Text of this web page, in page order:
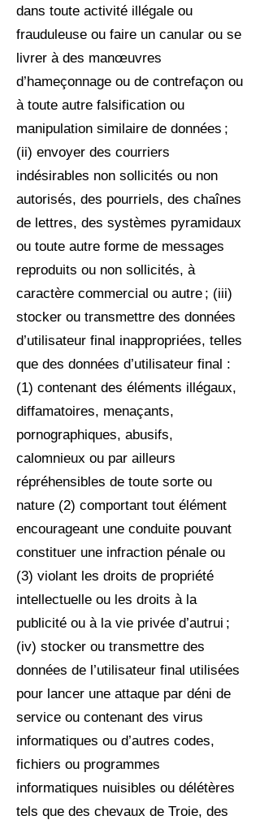
dans toute activité illégale ou
frauduleuse ou faire un canular ou se
livrer à des manœuvres
d’hameçonnage ou de contrefaçon ou
à toute autre falsification ou
manipulation similaire de données ;
(ii) envoyer des courriers
indésirables non sollicités ou non
autorisés, des pourriels, des chaînes
de lettres, des systèmes pyramidaux
ou toute autre forme de messages
reproduits ou non sollicités, à
caractère commercial ou autre ; (iii)
stocker ou transmettre des données
d’utilisateur final inappropriées, telles
que des données d’utilisateur final :
(1) contenant des éléments illégaux,
diffamatoires, menaçants,
pornographiques, abusifs,
calomnieux ou par ailleurs
répréhensibles de toute sorte ou
nature (2) comportant tout élément
encourageant une conduite pouvant
constituer une infraction pénale ou
(3) violant les droits de propriété
intellectuelle ou les droits à la
publicité ou à la vie privée d’autrui ;
(iv) stocker ou transmettre des
données de l’utilisateur final utilisées
pour lancer une attaque par déni de
service ou contenant des virus
informatiques ou d’autres codes,
fichiers ou programmes
informatiques nuisibles ou délétères
tels que des chevaux de Troie, des